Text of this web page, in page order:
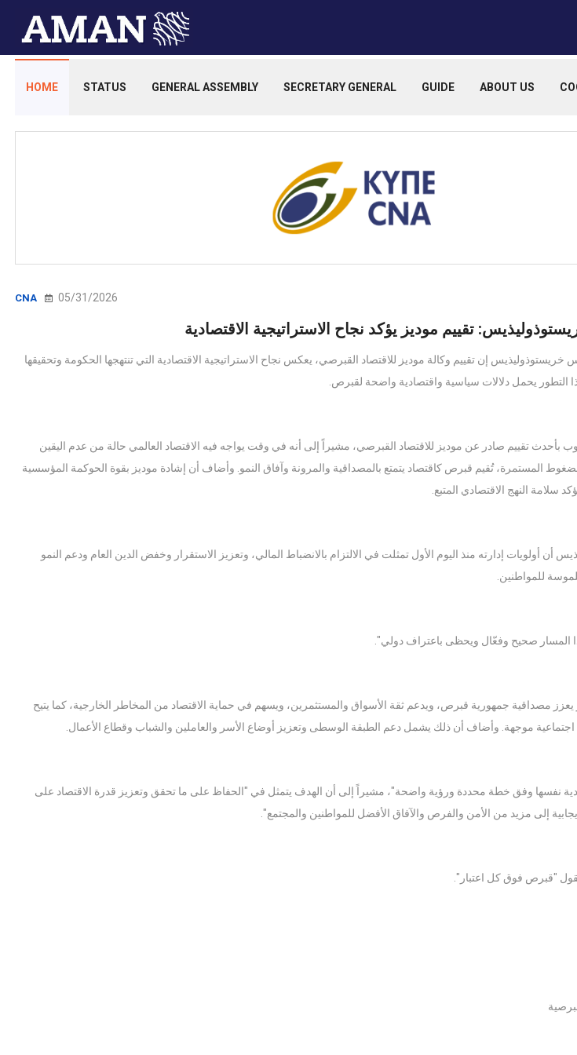
HOME STATUS GENERAL ASSEMBLY SECRETARY GENERAL GUIDE ABOUT US
CNA 05/31/2026
إن تقييم وكالة موديز للاقتصاد القبرصي، يعكس نجاح الاستراتيجية الاقتصادية التي تنتهجها الحكومة وتحقيقها
التطور يحمل دلالات سياسية واقتصادية واضحة لقبرص.
تقييم صادر عن موديز للاقتصاد القبرصي، مشيراً إلى أنه في وقت يواجه فيه الاقتصاد العالمي حالة من عدم اليقين
المستمرة، تُقيم قبرص كاقتصاد يتمتع بالمصداقية والمرونة وآفاق النمو. وأضاف أن إشادة موديز بقوة الحوكمة المؤسسية
سلامة النهج الاقتصادي المتبع.
أن أولويات إدارته منذ اليوم الأول تمثلت في الالتزام بالانضباط المالي، وتعزيز الاستقرار وخفض الدين العام ودعم النمو
للمواطنين.
المسار صحيح وفعّال ويحظى باعتراف دولي".
يعزز مصداقية جمهورية قبرص، ويدعم ثقة الأسواق والمستثمرين، ويسهم في حماية الاقتصاد من المخاطر الخارجية، كما يتيح
اجتماعية موجهة. وأضاف أن ذلك يشمل دعم الطبقة الوسطى وتعزيز أوضاع الأسر والعاملين والشباب وقطاع الأعمال.
نفسها وفق خطة محددة ورؤية واضحة"، مشيراً إلى أن الهدف يتمثل في "الحفاظ على ما تحقق وتعزيز قدرة الاقتصاد على
إلى مزيد من الأمن والفرص والآفاق الأفضل للمواطنين والمجتمع".
"قبرص فوق كل اعتبار".